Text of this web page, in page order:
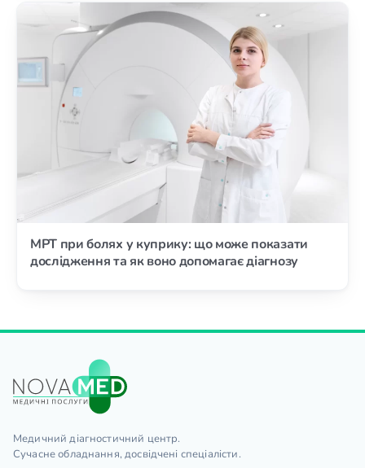
МРТ при болях у куприку: що може показати
дослідження та як воно допомагає діагнозу
Медичний діагностичний центр.
Сучасне обладнання, досвідчені спеціалісти.